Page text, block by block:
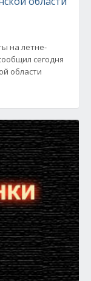
на летне-
сегодня
области